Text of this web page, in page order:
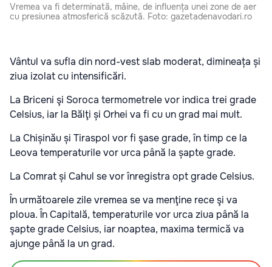
Vremea va fi determinată, mâine, de influența unei zone de aer
cu presiunea atmosferică scăzută. Foto: gazetadenavodari.ro
Vântul va sufla din nord-vest slab moderat, dimineața și
ziua izolat cu intensificări.
La Briceni şi Soroca termometrele vor indica trei grade
Celsius, iar la Bălţi și Orhei va fi cu un grad mai mult.
La Chișinău și Tiraspol vor fi şase grade, în timp ce la
Leova temperaturile vor urca până la șapte grade.
La Comrat și Cahul se vor înregistra opt grade Celsius.
În următoarele zile vremea se va menţine rece şi va
ploua. În Capitală, temperaturile vor urca ziua până la
şapte grade Celsius, iar noaptea, maxima termică va
ajunge până la un grad.